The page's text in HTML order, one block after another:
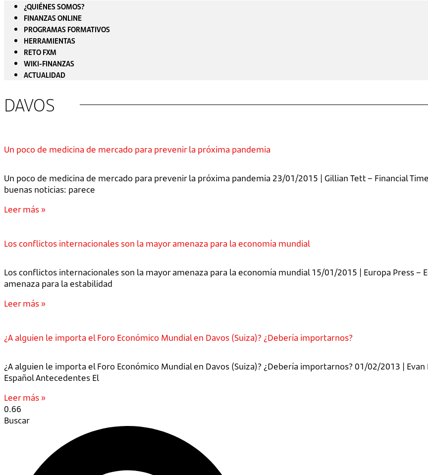
¿QUIÉNES SOMOS?
FINANZAS ONLINE
PROGRAMAS FORMATIVOS
HERRAMIENTAS
RETO FXM
WIKI-FINANZAS
ACTUALIDAD
DAVOS
Un poco de medicina de mercado para prevenir la próxima pandemia
Un poco de medicina de mercado para prevenir la próxima pandemia 23/01/2015 | Gillian Tett – Financial
buenas noticias: parece
Leer más »
Los conflictos internacionales son la mayor amenaza para la economía mundial
Los conflictos internacionales son la mayor amenaza para la economía mundial 15/01/2015 | Europa Press –
amenaza para la estabilidad
Leer más »
¿A alguien le importa el Foro Económico Mundial en Davos (Suiza)? ¿Debería importarnos?
¿A alguien le importa el Foro Económico Mundial en Davos (Suiza)? ¿Debería importarnos? 01/02/2013 |
Español Antecedentes El
Leer más »
Buscar